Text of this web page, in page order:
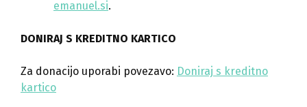
emanuel.si.
DONIRAJ S KREDITNO KARTICO
Za donacijo uporabi povezavo: Doniraj s kreditno
kartico